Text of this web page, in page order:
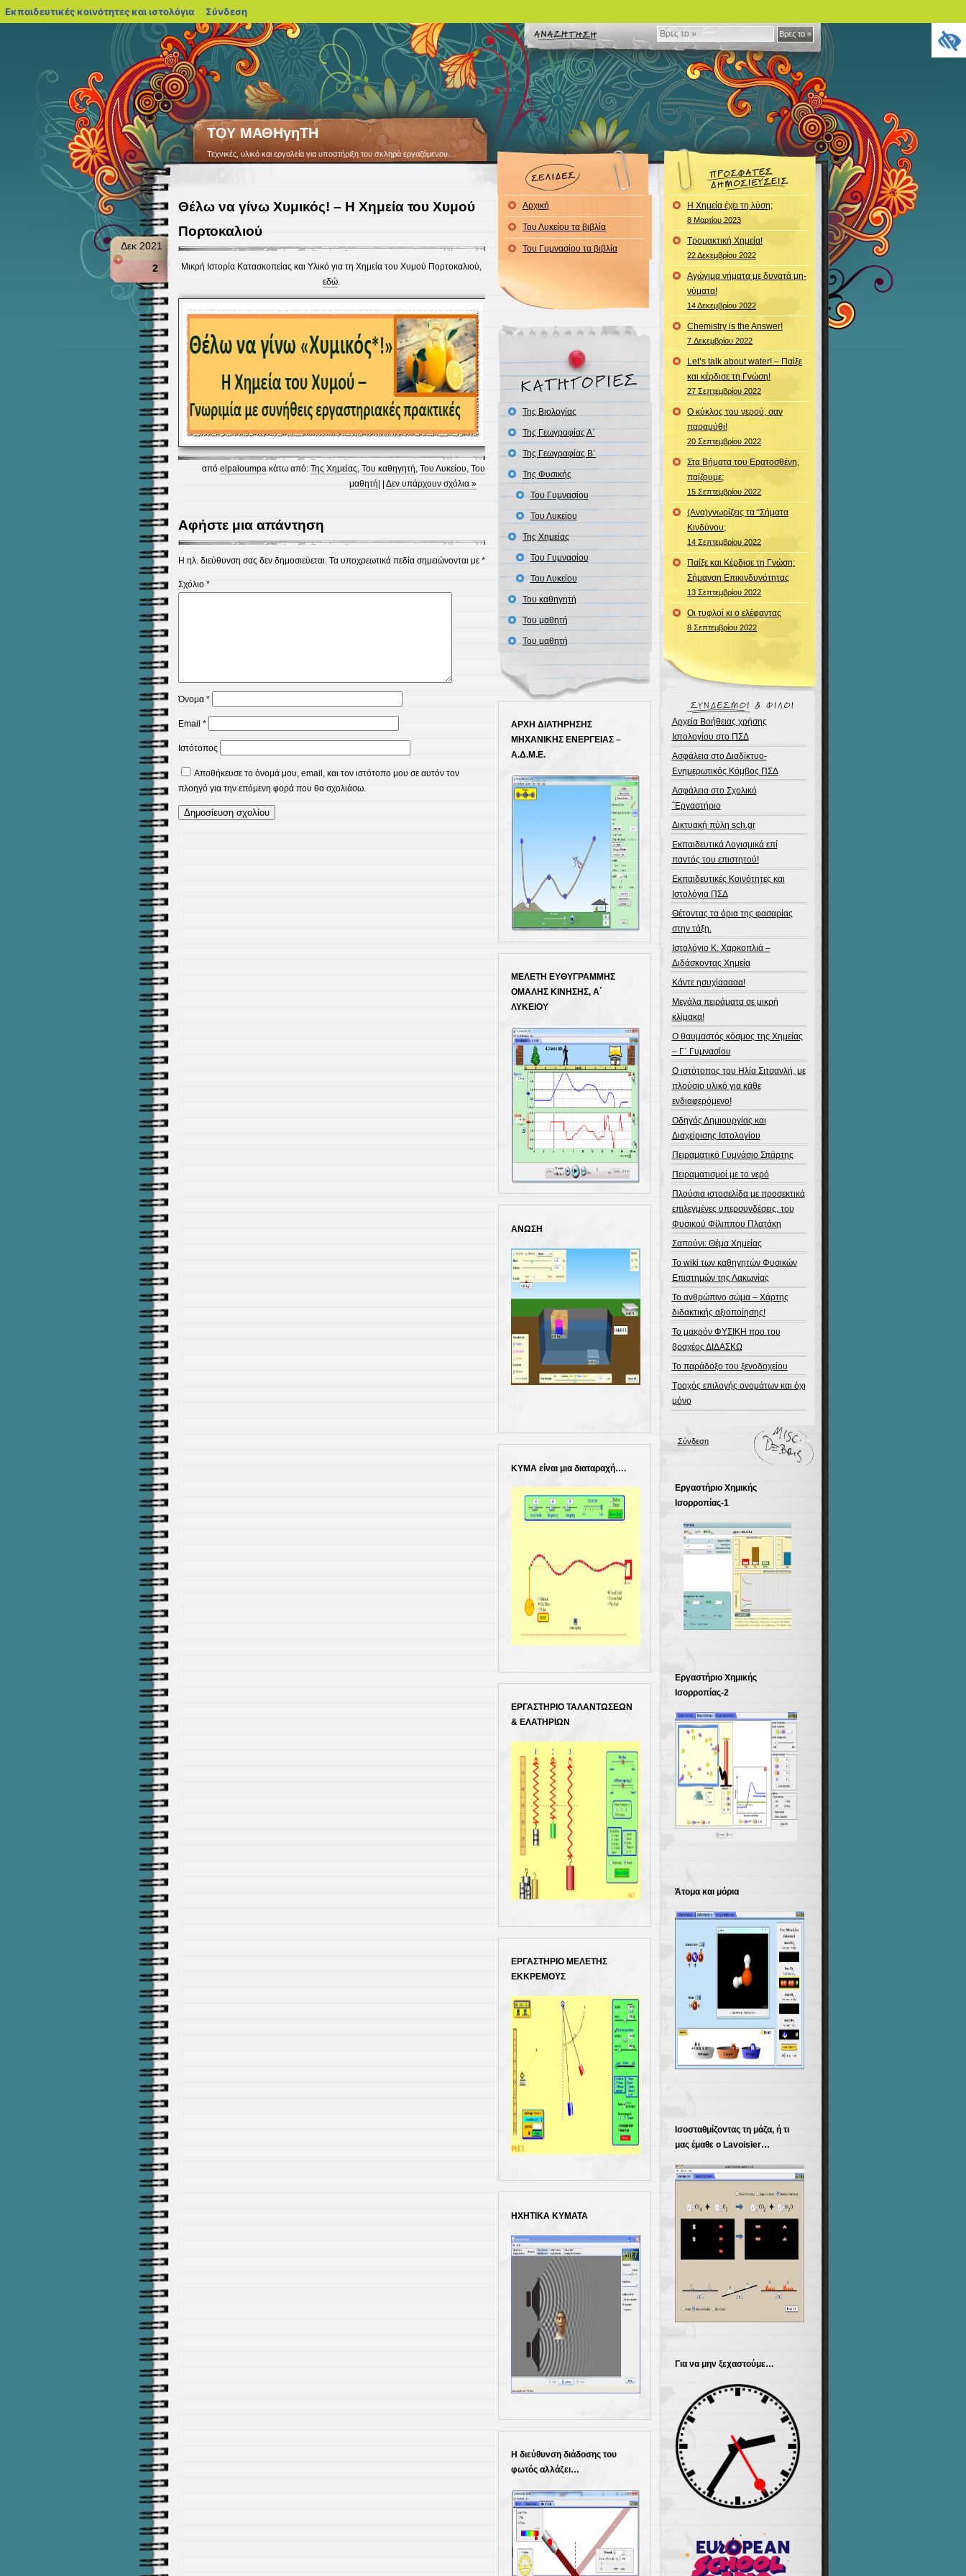
Βρες
το
»
Βρες το »
ΤΟΥ ΜΑΘΗγηΤΗ
Τεχνικές, υλικό και εργαλεία για υποστήριξη του σκληρά εργαζόμενου…
Θέλω να γίνω Χυμικός! – Η Χημεία του Χυμού
Πορτοκαλιού
Δεκ 2021
2
Μικρή Ιστορία Κατασκοπείας και Υλικό για τη Χημεία του Χυμού Πορτοκαλιού,
εδώ.
από elpaloumpaκάτω από: Της Χημείας, Του καθηγητή, Του Λυκείου, Του
μαθητή
Δεν υπάρχουν σχόλια »
Αφήστε μια απάντηση
Η ηλ. διεύθυνση σας δεν δημοσιεύεται. Τα υποχρεωτικά πεδία σημειώνονται με *
Σχόλιο *
Όνομα *
Email *
Ιστότοπος
Αποθήκευσε το όνομά μου, email, και τον ιστότοπο μου σε αυτόν τον
πλοηγό για την επόμενη φορά που θα σχολιάσω.
Αρχική
Του Λυκείου τα βιβλία
Του Γυμνασίου τα βιβλία
Της Βιολογίας
Της Γεωγραφίας Α΄
Της Γεωγραφίας Β΄
Της Φυσικής
Του Γυμνασίου
Του Λυκείου
Της Χημείας
Του Γυμνασίου
Του Λυκείου
Του καθηγητή
Του μαθητή
Του μαθητή
ΑΡΧΗ ΔΙΑΤΗΡΗΣΗΣ
ΜΗΧΑΝΙΚΗΣ ΕΝΕΡΓΕΙΑΣ –
Α.Δ.Μ.Ε.
Κλικ για εκτέλεση
ΜΕΛΕΤΗ ΕΥΘΥΓΡΑΜΜΗΣ
ΟΜΑΛΗΣ ΚΙΝΗΣΗΣ, Α΄
ΛΥΚΕΙΟΥ
ΑΝΩΣΗ
ΚΥΜΑ είναι μια διαταραχή….
ΕΡΓΑΣΤΗΡΙΟ ΤΑΛΑΝΤΩΣΕΩΝ
& ΕΛΑΤΗΡΙΩΝ
ΕΡΓΑΣΤΗΡΙΟ ΜΕΛΕΤΗΣ
ΕΚΚΡΕΜΟΥΣ
ΗΧΗΤΙΚΑ ΚΥΜΑΤΑ
Η διεύθυνση διάδοσης του
φωτός αλλάζει…
Η Χημεία έχει τη λύση;
8 Μαρτίου 2023
Τρομακτική Χημεία!
22 Δεκεμβρίου 2022
Αγώγιμα νήματα με δυνατά μη-
νύματα!
14 Δεκεμβρίου 2022
Chemistry is the Answer!
7 Δεκεμβρίου 2022
Let’s talk about water! – Παίξε
και κέρδισε τη Γνώση!
27 Σεπτεμβρίου 2022
Ο κύκλος του νερού, σαν
παραμύθι!
20 Σεπτεμβρίου 2022
Στα Βήματα του Ερατοσθένη,
παίζουμε;
15 Σεπτεμβρίου 2022
(Ανα)γνωρίζεις τα “Σήματα
Κινδύνου;
14 Σεπτεμβρίου 2022
Παίξε και Κέρδισε τη Γνώση:
Σήμανση Επικινδυνότητας
13 Σεπτεμβρίου 2022
Οι τυφλοί κι ο ελέφαντας
8 Σεπτεμβρίου 2022
Αρχεία Βοήθειας χρήσης
Ιστολογίου στο ΠΣΔ
Ασφάλεια στο Διαδίκτυο-
Ενημερωτικός Κόμβος ΠΣΔ
Ασφάλεια στο Σχολικό
΅Εργαστήριο
Δικτυακή πύλη sch.gr
Εκπαιδευτικά Λογισμικά επί
παντός του επιστητού!
Εκπαιδευτικές Κοινότητες και
Ιστολόγια ΠΣΔ
Θέτοντας τα όρια της φασαρίας
στην τάξη.
Ιστολόγιο Κ. Χαρκοπλιά –
Διδάσκοντας Χημεία
Κάντε ησυχίααααα!
Μεγάλα πειράματα σε μικρή
κλίμακα!
Ο θαυμαστός κόσμος της Χημείας
– Γ΄ Γυμνασίου
Ο ιστότοπος του Ηλία Σιτσανλή, με
πλούσιο υλικό για κάθε
ενδιαφερόμενο!
Οδηγός Δημιουργίας και
Διαχείρισης Ιστολογίου
Πειραματικό Γυμνάσιο Σπάρτης
Πειραματισμοί με το νερό
Πλούσια ιστοσελίδα με προσεκτικά
επιλεγμένες υπερσυνδέσεις, του
Φυσικού Φίλιππου Πλατάκη
Σαπούνι: Θέμα Χημείας
Το wiki των καθηγητών Φυσικών
Επιστημών της Λακωνίας
Το ανθρώπινο σώμα – Χάρτης
διδακτικής αξιοποίησης!
Το μακρόν ΦΥΣΙΚΗ προ του
βραχέος ΔΙΔΑΣΚΩ
Το παράδοξο του ξενοδοχείου
Τροχός επιλογής ονομάτων και όχι
μόνο
Σύνδεση
Εργαστήριο Χημικής
Ισορροπίας-1
Εργαστήριο Χημικής
Ισορροπίας-2
Άτομα και μόρια
Ισοσταθμίζοντας τη μάζα, ή τι
μας έμαθε ο Lavoisier…
Για να μην ξεχαστούμε…
Εκπαιδευτικές κοινότητες και ιστολόγια blogs.sch.gr
Σύνδεση